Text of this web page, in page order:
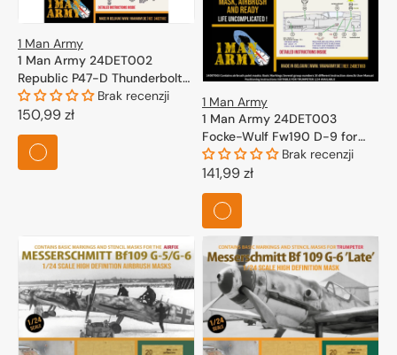
1 Man Army
1 Man Army 24DET002
Republic P47-D Thunderbolt
'Bubbletop' (Kinetic) 1/24
Brak recenzji
Cena
regularna
150,99 zł
1 Man Army
1 Man Army 24DET003
Focke-Wulf Fw190 D-9 for
Trumpeter 1/24Brak recenzji
Cena
regularna
141,99 zł